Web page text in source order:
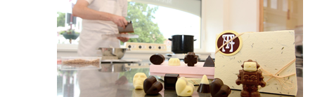
Márnice na hřbitově v Dobříni
Kaple v Bezděkově
Kaple Nejsvětější Trojice v centru Liběšic
Výklenková kaple na rozcestí na jižním